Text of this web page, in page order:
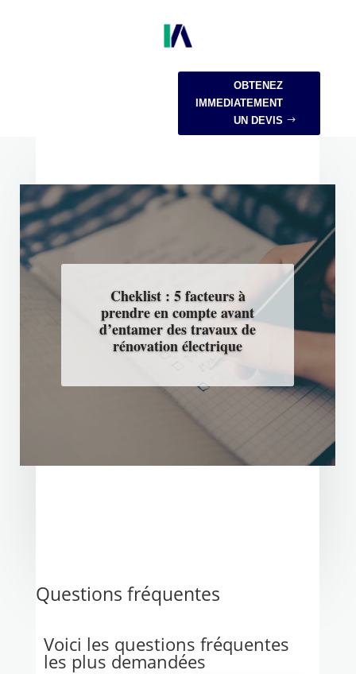
OBTENEZ
IMMEDIATEMENT
UN DEVIS
Cheklist : 5 facteurs à
prendre en compte avant
d’entamer des travaux de
rénovation électrique
Questions fréquentes
Voici les questions fréquentes
les plus demandées